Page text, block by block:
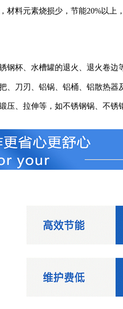
料元素烧损少，节能20%以上
杯、水槽罐的退火、退火卷边
刀刃、铝锅、铝桶、铝散热器
压、拉伸等，如不锈钢锅、不锈